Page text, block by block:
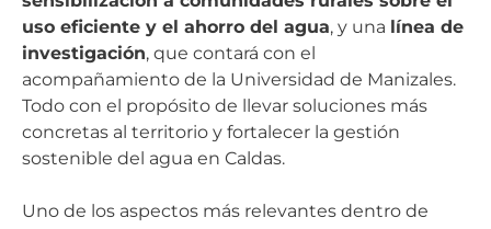
uso eficiente y el ahorro del agua, y una línea de
investigación, que contará con el
acompañamiento de la Universidad de Manizales.
Todo con el propósito de llevar soluciones más
concretas al territorio y fortalecer la gestión
sostenible del agua en Caldas.
Uno de los aspectos más relevantes dentro de